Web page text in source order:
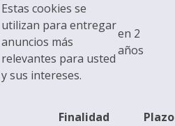
Estas cookies se
utilizan para entregar
anuncios más
relevantes para usted
y sus intereses.
en 2
años
Finalidad Plazo